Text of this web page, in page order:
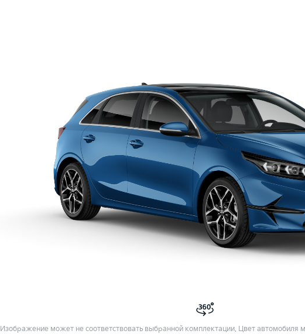
Изображение может не соответствовать выбранной комплектации. Цвет автомобиля